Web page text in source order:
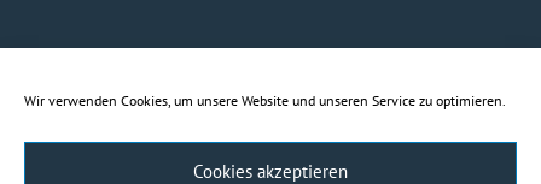
Wir verwenden Cookies, um unsere Website und unseren Service zu optimieren.
Cookies akzeptieren